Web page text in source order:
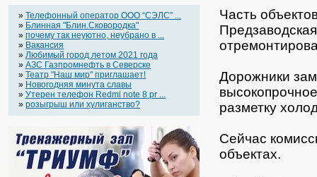
» Телефонный оператор OOO “СЭЛС” ...
» Блинная "Блин.Сковородка"
» почему так неуютно, неубрано в ...
» Вакансия
» Любимый город летом 2021 года
» АЗС Газпромнефть в Северске
» Театр "Наш мир" приглашает!
» Новогодняя минута славы
» Утерен телефон Redmi note 8 pr ...
» розыгрыш или хулиганство?
Часть
Дорожники
разметку
Сейчас
объектах.